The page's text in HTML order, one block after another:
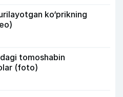
ko‘prikning
tomoshabin
(foto)